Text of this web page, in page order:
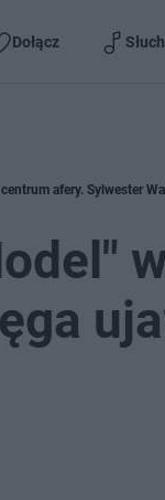
Dołącz
afery. Sylwester